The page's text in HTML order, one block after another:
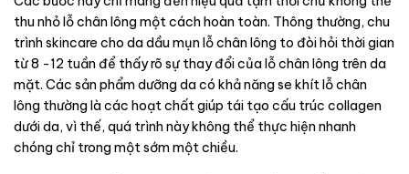
thu nhỏ lỗ chân lông một cách hoàn toàn. Thông thường, chu
trình skincare cho da dầu mụn lỗ chân lông to đòi hỏi thời gian
từ 8 -12 tuần để thấy rõ sự thay đổi của lỗ chân lông trên da
mặt. Các sản phẩm dưỡng da có khả năng se khít lỗ chân
lông thường là các hoạt chất giúp tái tạo cấu trúc collagen
dưới da, vì thế, quá trình này không thể thực hiện nhanh
chóng chỉ trong một sớm một chiều.